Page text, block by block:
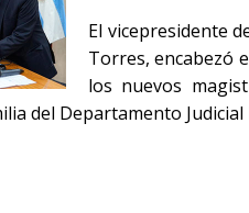
El vicepresidente
Torres, encabezó
los nuevos
del Departamento